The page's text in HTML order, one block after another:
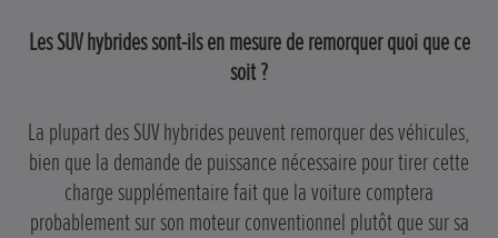
Les SUV hybrides sont-ils en mesure de remorquer quoi que ce
soit ?
La plupart des SUV hybrides peuvent remorquer des véhicules,
bien que la demande de puissance nécessaire pour tirer cette
charge supplémentaire fait que la voiture comptera
probablement sur son moteur conventionnel plutôt que sur sa